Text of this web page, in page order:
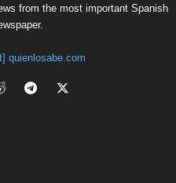
from the most important Spanish
quienlosabe.com